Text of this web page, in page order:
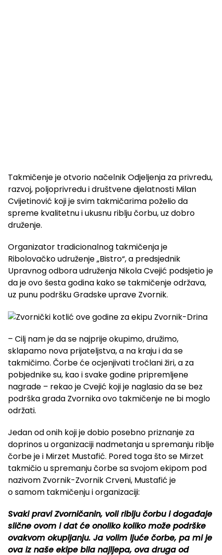
Takmičenje je otvorio načelnik Odjeljenja za privredu,
razvoj, poljoprivredu i društvene djelatnosti Milan
Cvijetinović koji je svim takmičarima poželio da
spreme kvalitetnu i ukusnu riblju čorbu, uz dobro
druženje.
Organizator tradicionalnog takmičenja je
Ribolovačko udruženje „Bistro“, a predsjednik
Upravnog odbora udruženja Nikola Cvejić podsjetio je
da je ovo šesta godina kako se takmičenje održava,
uz punu podršku Gradske uprave Zvornik.
– Cilj nam je da se najprije okupimo, družimo,
sklapamo nova prijateljstva, a na kraju i da se
takmičimo. Čorbe će ocjenjivati tročlani žiri, a za
pobjednike su, kao i svake godine pripremljene
nagrade – rekao je Cvejić koji je naglasio da se bez
podrška grada Zvornika ovo takmičenje ne bi moglo
održati.
Jedan od onih koji je dobio posebno priznanje za
doprinos u organizaciji nadmetanja u spremanju riblje
čorbe je i Mirzet Mustafić. Pored toga što se Mirzet
takmičio u spremanju čorbe sa svojom ekipom pod
nazivom Zvornik-Zvornik Crveni, Mustafić je
o samom takmičenju i organizaciji:
Svaki pravi Zvorničanin, voli riblju čorbu i događaje
slične ovom i dat će onoliko koliko može podrške
ovakvom okupljanju. Ja volim ljuće čorbe, pa mi je
ova iz naše ekipe bila najljepa, ova druga od